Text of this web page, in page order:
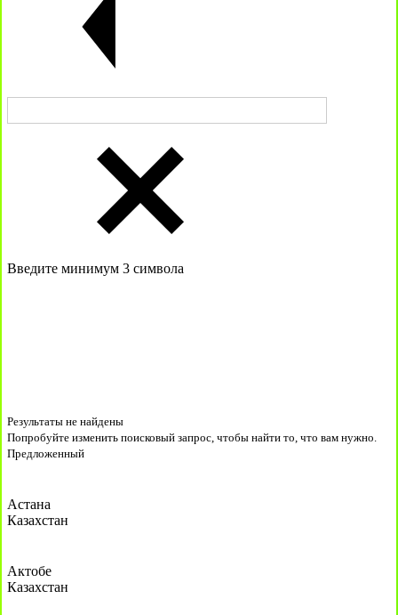
Введите минимум 3 символа
Результаты не найдены
Попробуйте изменить поисковый запрос, чтобы найти то, что вам нужно.
Предложенный
Астана
Казахстан
Актобе
Казахстан